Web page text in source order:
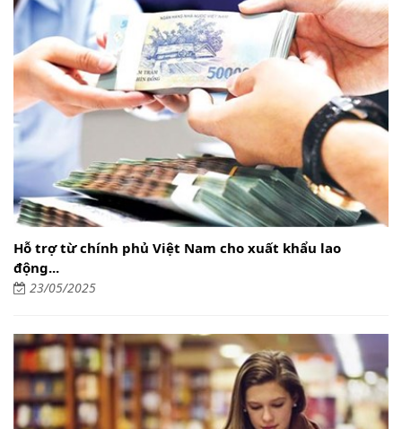
Hỗ trợ từ chính phủ Việt Nam cho xuất khẩu lao
động...
23/05/2025